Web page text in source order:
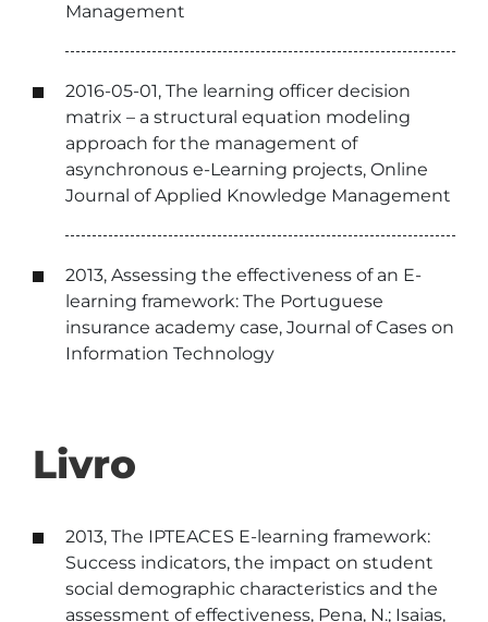
Management
2016-05-01, The learning officer decision
matrix – a structural equation modeling
approach for the management of
asynchronous e-Learning projects, Online
Journal of Applied Knowledge Management
2013, Assessing the effectiveness of an E-
learning framework: The Portuguese
insurance academy case, Journal of Cases on
Information Technology
Livro
2013, The IPTEACES E-learning framework:
Success indicators, the impact on student
social demographic characteristics and the
assessment of effectiveness, Pena, N.; Isaias,